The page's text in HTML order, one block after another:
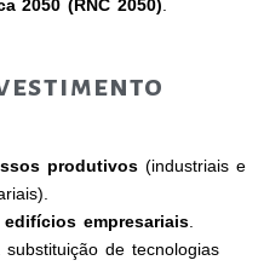
2050 (RNC 2050).
produtivos (industriais e
empresariais.
de tecnologias